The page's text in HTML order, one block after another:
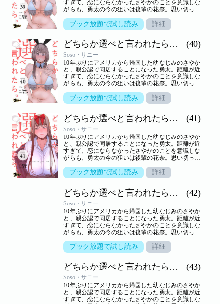
すぎて、恋にならなかったさやかのことを意識しな
がらも、勇太の今の狙いは後輩の花奈。思い切って
しまう。しかし、さやかといっしょのところを目撃
されて以来、花奈の態度は一転。一方さやかは、一
小悪魔かわいい系と気の強い美人、二人に挟まれ、
嬉しくないわけはないけれど…。三角関係の行方は
――！？【ズズズキュン！】
ブック放題で試し読み 詳細
どちらか選べと言われたら。（フルカラー） (40)
Soso・サニー
10年ぶりにアメリカから帰国した幼なじみのさやか
と、親公認で同居することになった勇太。距離が近
すぎて、恋にならなかったさやかのことを意識しな
がらも、勇太の今の狙いは後輩の花奈。思い切って
しまう。しかし、さやかといっしょのところを目撃
されて以来、花奈の態度は一転。一方さやかは、一
小悪魔かわいい系と気の強い美人、二人に挟まれ、
嬉しくないわけはないけれど…。三角関係の行方は
――！？【ズズズキュン！】
ブック放題で試し読み 詳細
どちらか選べと言われたら。（フルカラー） (41)
Soso・サニー
10年ぶりにアメリカから帰国した幼なじみのさやか
と、親公認で同居することになった勇太。距離が近
すぎて、恋にならなかったさやかのことを意識しな
がらも、勇太の今の狙いは後輩の花奈。思い切って
しまう。しかし、さやかといっしょのところを目撃
されて以来、花奈の態度は一転。一方さやかは、一
小悪魔かわいい系と気の強い美人、二人に挟まれ、
嬉しくないわけはないけれど…。三角関係の行方は
――！？【ズズズキュン！】
ブック放題で試し読み 詳細
どちらか選べと言われたら。（フルカラー） (42)
Soso・サニー
10年ぶりにアメリカから帰国した幼なじみのさやか
と、親公認で同居することになった勇太。距離が近
すぎて、恋にならなかったさやかのことを意識しな
がらも、勇太の今の狙いは後輩の花奈。思い切って
しまう。しかし、さやかといっしょのところを目撃
されて以来、花奈の態度は一転。一方さやかは、一
小悪魔かわいい系と気の強い美人、二人に挟まれ、
嬉しくないわけはないけれど…。三角関係の行方は
――！？【ズズズキュン！】
ブック放題で試し読み 詳細
どちらか選べと言われたら。（フルカラー） (43)
Soso・サニー
10年ぶりにアメリカから帰国した幼なじみのさやか
と、親公認で同居することになった勇太。距離が近
すぎて、恋にならなかったさやかのことを意識しな